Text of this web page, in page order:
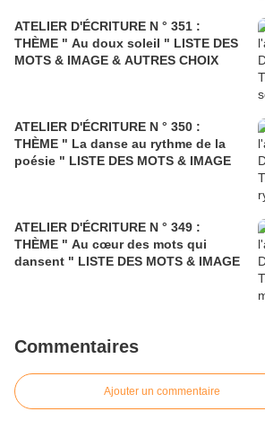
ATELIER D'ÉCRITURE N ° 351 :
THÈME " Au doux soleil " LISTE DES
MOTS & IMAGE & AUTRES CHOIX
ATELIER D'ÉCRITURE N ° 350 :
THÈME " La danse au rythme de la
poésie " LISTE DES MOTS & IMAGE
ATELIER D'ÉCRITURE N ° 349 :
THÈME " Au cœur des mots qui
dansent " LISTE DES MOTS & IMAGE
Commentaires
Ajouter un commentaire